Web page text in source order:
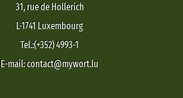
31, rue de Hollerich
L-1741 Luxembourg
Tel.:(+352) 4993-1
E-mail: contact@mywort.lu